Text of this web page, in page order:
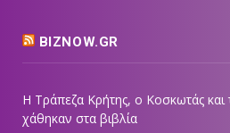
BIZNOW.GR
Η Τράπεζα Κρήτης, ο Κοσκωτάς
χάθηκαν στα βιβλία